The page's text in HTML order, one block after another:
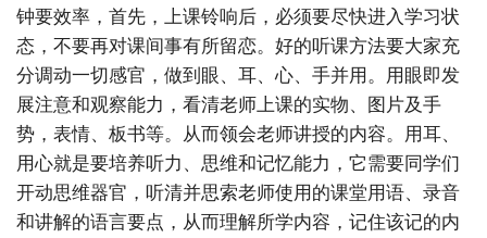
钟要效率，首先，上课铃响后，必须要尽快进入学习状
态，不要再对课间事有所留恋。好的听课方法要大家充
分调动一切感官，做到眼、耳、心、手并用。用眼即发
展注意和观察能力，看清老师上课的实物、图片及手
势，表情、板书等。从而领会老师讲授的内容。用耳、
用心就是要培养听力、思维和记忆能力，它需要同学们
开动思维器官，听清并思索老师使用的课堂用语、录音
和讲解的语言要点，从而理解所学内容，记住该记的内